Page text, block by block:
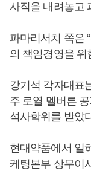
사직을 내려놓고
파마리서치 쪽은
의 책임경영을 위
강기석 각자대표
주 로열 멜버른
석사학위를 받았
현대약품에서 일
케팅본부 상무이